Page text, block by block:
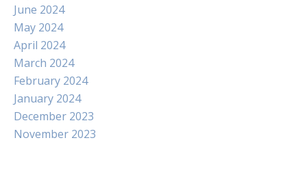
June 2024
May 2024
April 2024
March 2024
February 2024
January 2024
December 2023
November 2023